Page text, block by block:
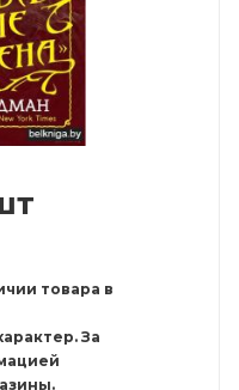
товара в
За